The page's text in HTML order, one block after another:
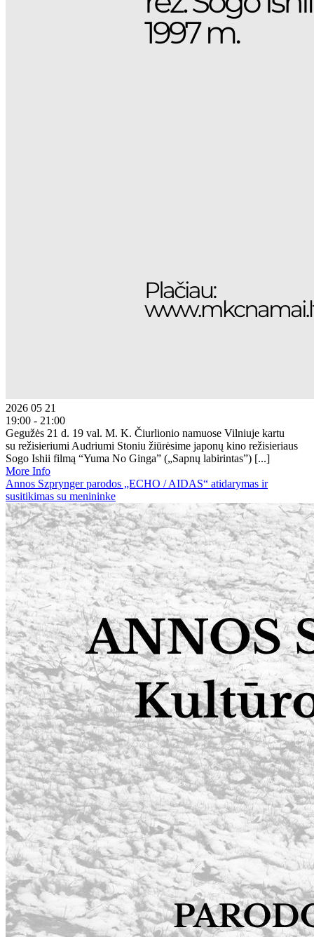
2026 05 21
19:00 - 21:00
Gegužės 21 d. 19 val. M. K. Čiurlionio namuose Vilniuje kartu
su režisieriumi Audriumi Stoniu žiūrėsime japonų kino režisieriaus
Sogo Ishii filmą “Yuma No Ginga” („Sapnų labirintas”) [...]
More Info
Annos Szprynger parodos „ECHO / AIDAS“ atidarymas ir
susitikimas su menininke